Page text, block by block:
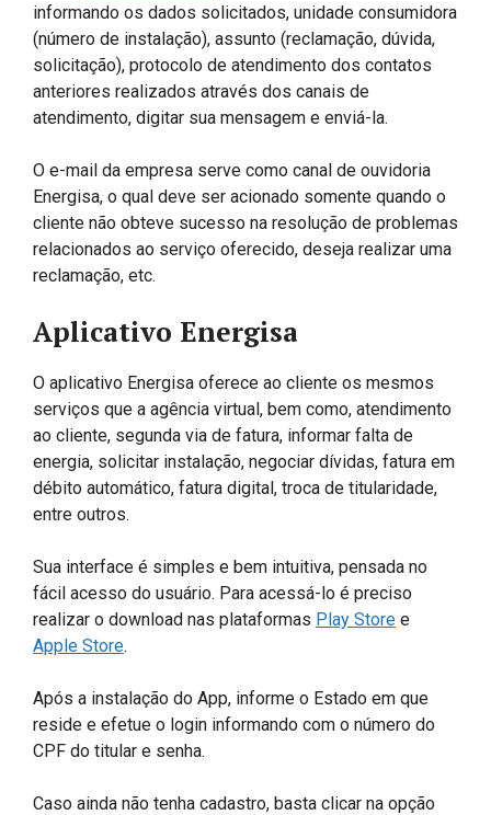
informando os dados solicitados, unidade consumidora
(número de instalação), assunto (reclamação, dúvida,
solicitação), protocolo de atendimento dos contatos
anteriores realizados através dos canais de
atendimento, digitar sua mensagem e enviá-la.
O e-mail da empresa serve como canal de ouvidoria
Energisa, o qual deve ser acionado somente quando o
cliente não obteve sucesso na resolução de problemas
relacionados ao serviço oferecido, deseja realizar uma
reclamação, etc.
Aplicativo Energisa
O aplicativo Energisa oferece ao cliente os mesmos
serviços que a agência virtual, bem como, atendimento
ao cliente, segunda via de fatura, informar falta de
energia, solicitar instalação, negociar dívidas, fatura em
débito automático, fatura digital, troca de titularidade,
entre outros.
Sua interface é simples e bem intuitiva, pensada no
fácil acesso do usuário. Para acessá-lo é preciso
realizar o download nas plataformas Play Store e
Apple Store.
Após a instalação do App, informe o Estado em que
reside e efetue o login informando com o número do
CPF do titular e senha.
Caso ainda não tenha cadastro, basta clicar na opção